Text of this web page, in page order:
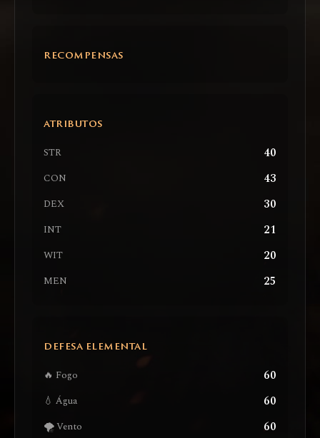
RECOMPENSAS
ATRIBUTOS
STR 40
CON 43
DEX 30
INT 21
WIT 20
MEN 25
DEFESA ELEMENTAL
🔥 Fogo 60
💧 Água 60
🌪️ Vento 60